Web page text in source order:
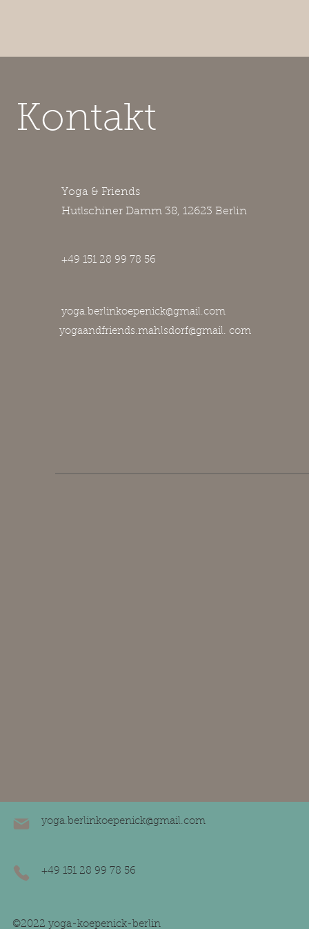
Kontakt
Yoga & Friends
Hutlschiner Damm 38, 12623 Berlin
+49 151 28 99 78 56
yoga.berlinkoepenick@gmail.com
yogaandfriends.mahlsdorf@gmail. com
yoga.berlinkoepenick@gmail.com
+49 151 28 99 78 56
©2022 yoga-koepenick-berlin